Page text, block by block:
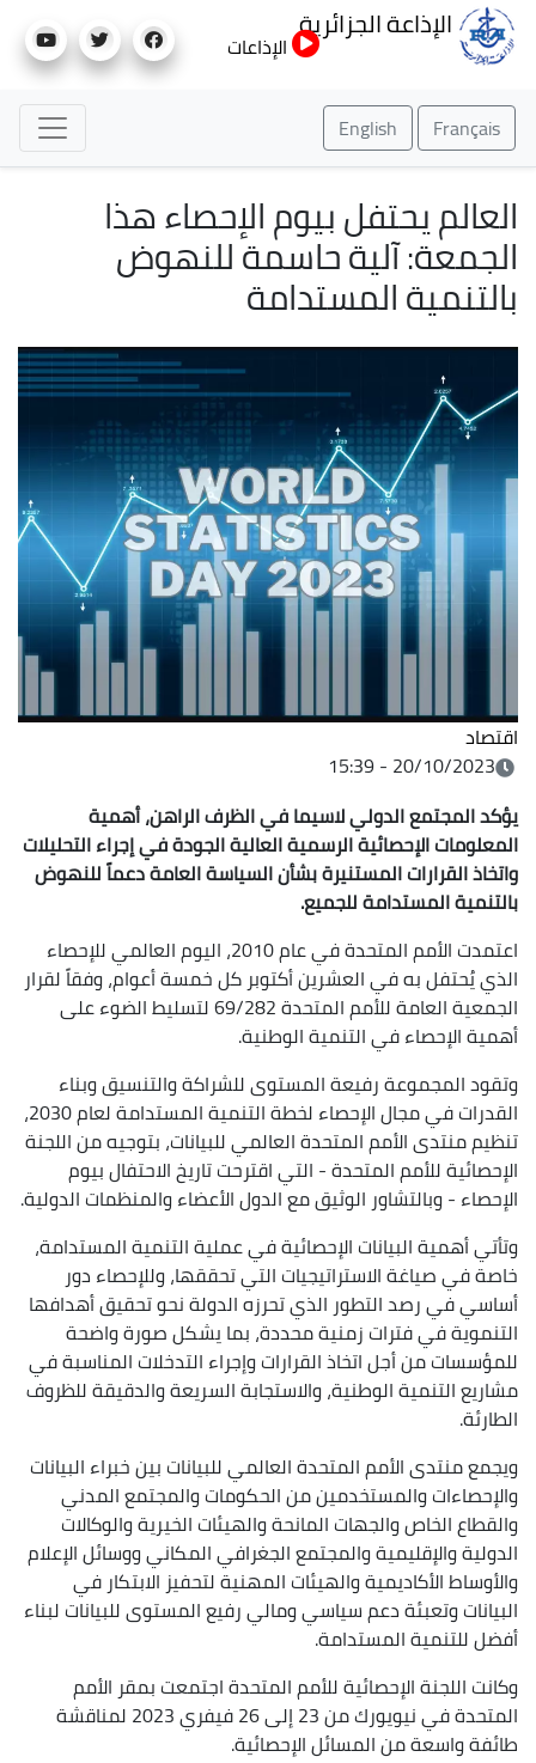
إلى
الإذاعة الجزائرية
الإذاعات
Français
English
العالم يحتفل بيوم الإحصاء هذا
الجمعة: آلية حاسمة للنهوض
بالتنمية المستدامة
اقتصاد
20/10/2023 - 15:39
يؤكد المجتمع الدولي لاسيما في الظرف الراهن، أهمية
المعلومات الإحصائية الرسمية العالية الجودة في إجراء التحليلات
واتخاذ القرارات المستنيرة بشأن السياسة العامة دعماً للنهوض
بالتنمية المستدامة للجميع.
اعتمدت الأمم المتحدة في عام 2010، اليوم العالمي للإحصاء
الذي يُحتفل به في العشرين أكتوبر كل خمسة أعوام، وفقاً لقرار
الجمعية العامة للأمم المتحدة 69/282 لتسليط الضوء على
أهمية الإحصاء في التنمية الوطنية.
وتقود المجموعة رفيعة المستوى للشراكة والتنسيق وبناء
القدرات في مجال الإحصاء لخطة التنمية المستدامة لعام 2030،
تنظيم منتدى الأمم المتحدة العالمي للبيانات، بتوجيه من اللجنة
الإحصائية للأمم المتحدة - التي اقترحت تاريخ الاحتفال بيوم
الإحصاء - وبالتشاور الوثيق مع الدول الأعضاء والمنظمات الدولية.
وتأتي أهمية البيانات الإحصائية في عملية التنمية المستدامة،
خاصة في صياغة الاستراتيجيات التي تحققها، وللإحصاء دور
أساسي في رصد التطور الذي تحرزه الدولة نحو تحقيق أهدافها
التنموية في فترات زمنية محددة، بما يشكل صورة واضحة
للمؤسسات من أجل اتخاذ القرارات وإجراء التدخلات المناسبة في
مشاريع التنمية الوطنية، والاستجابة السريعة والدقيقة للظروف
الطارئة.
ويجمع منتدى الأمم المتحدة العالمي للبيانات بين خبراء البيانات
والإحصاءات والمستخدمين من الحكومات والمجتمع المدني
والقطاع الخاص والجهات المانحة والهيئات الخيرية والوكالات
الدولية والإقليمية والمجتمع الجغرافي المكاني ووسائل الإعلام
والأوساط الأكاديمية والهيئات المهنية لتحفيز الابتكار في
البيانات وتعبئة دعم سياسي ومالي رفيع المستوى للبيانات لبناء
أفضل للتنمية المستدامة.
وكانت اللجنة الإحصائية للأمم المتحدة اجتمعت بمقر الأمم
المتحدة في نيويورك من 23 إلى 26 فيفري 2023 لمناقشة
طائفة واسعة من المسائل الإحصائية.